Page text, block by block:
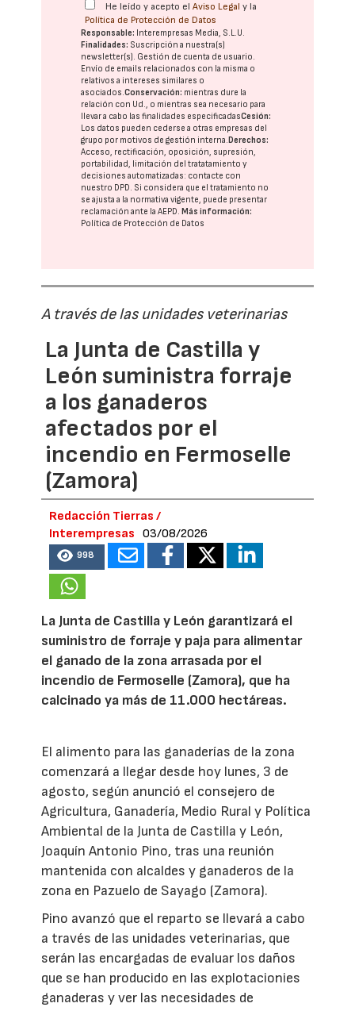
He leído y acepto elAviso Legal y la
Política de Protección de Datos
Responsable: Interempresas Media, S.L.U.
Finalidades: Suscripción a nuestra(s)
newsletter(s). Gestión de cuenta de usuario.
Envío de emails relacionados con la misma o
relativos a intereses similares o
asociados.Conservación: mientras dure la
relación con Ud., o mientras sea necesario para
llevar a cabo las finalidades especificadasCesión:
Los datos pueden cederse a otras empresas del
grupo por motivos de gestión interna. Derechos:
Acceso, rectificación, oposición, supresión,
portabilidad, limitación del tratatamiento y
decisiones automatizadas: contacte con
nuestro DPD. Si considera que el tratamiento no
se ajusta a la normativa vigente, puede presentar
reclamación ante laAEPD. Más información:
Política de Protección de Datos
A través de las unidades veterinarias
La Junta de Castilla y
León suministra forraje
a los ganaderos
afectados por el
incendio en Fermoselle
(Zamora)
Redacción Tierras /
Interempresas
03/08/2026
998
La Junta de Castilla y León garantizará el
suministro de forraje y paja para alimentar
el ganado de la zona arrasada por el
incendio de Fermoselle (Zamora), que ha
calcinado ya más de 11.000 hectáreas.
El alimento para las ganaderías de la zona
comenzará a llegar desde hoy lunes, 3 de
agosto, según anunció el consejero de
Agricultura, Ganadería, Medio Rural y Política
Ambiental de la Junta de Castilla y León,
Joaquín Antonio Pino, tras una reunión
mantenida con alcaldes y ganaderos de la
zona en Pazuelo de Sayago (Zamora).
Pino avanzó que el reparto se llevará a cabo
a través de las unidades veterinarias, que
serán las encargadas de evaluar los daños
que se han producido en las explotacionies
ganaderas y ver las necesidades de